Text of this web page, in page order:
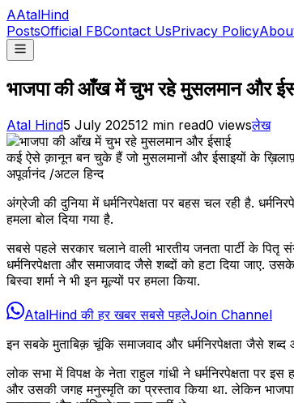
AAtalHind
PostsOfficial FBContact UsPrivacy Policy
भाजपा की आँख में चुभ रहे मुसलमान और
Atal Hind5 July 202512 min read0 viewsलेख
कई ऐसे क़ानून बन चुके हैं जो मुसलमानों और ईसाइयों के
अपूर्वानंद /अटल हिन्द
अंग्रेजी की दुनिया में धर्मनिरपेक्षता पर बहस चल रही है.
हमला बोल दिया गया है.
सबसे पहले सरकार चलाने वाली भारतीय जनता पार्टी के
धर्मनिरपेक्षता और समाजवाद जैसे शब्दों को हटा दिया जाए.
बिस्वा शर्मा ने भी इन मूल्यों पर हमला किया.
AtalHind की हर खबर सबसे पहलेJoin Channel
इन सबके मुताबिक़ चूंकि समाजवाद और धर्मनिरपेक्षता जैसे शब्द
लोक सभा में विपक्ष के नेता राहुल गांधी ने धर्मनिरपेक्षता पर
और उसकी जगह मनुस्मृति का प्रस्ताव किया था. लेकिन